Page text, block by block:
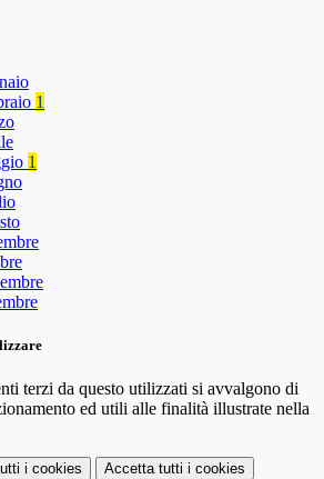
1
1
terzi da questo utilizzati si avvalgono di
ed utili alle finalità illustrate nella
i cookies Accetta tutti i cookies